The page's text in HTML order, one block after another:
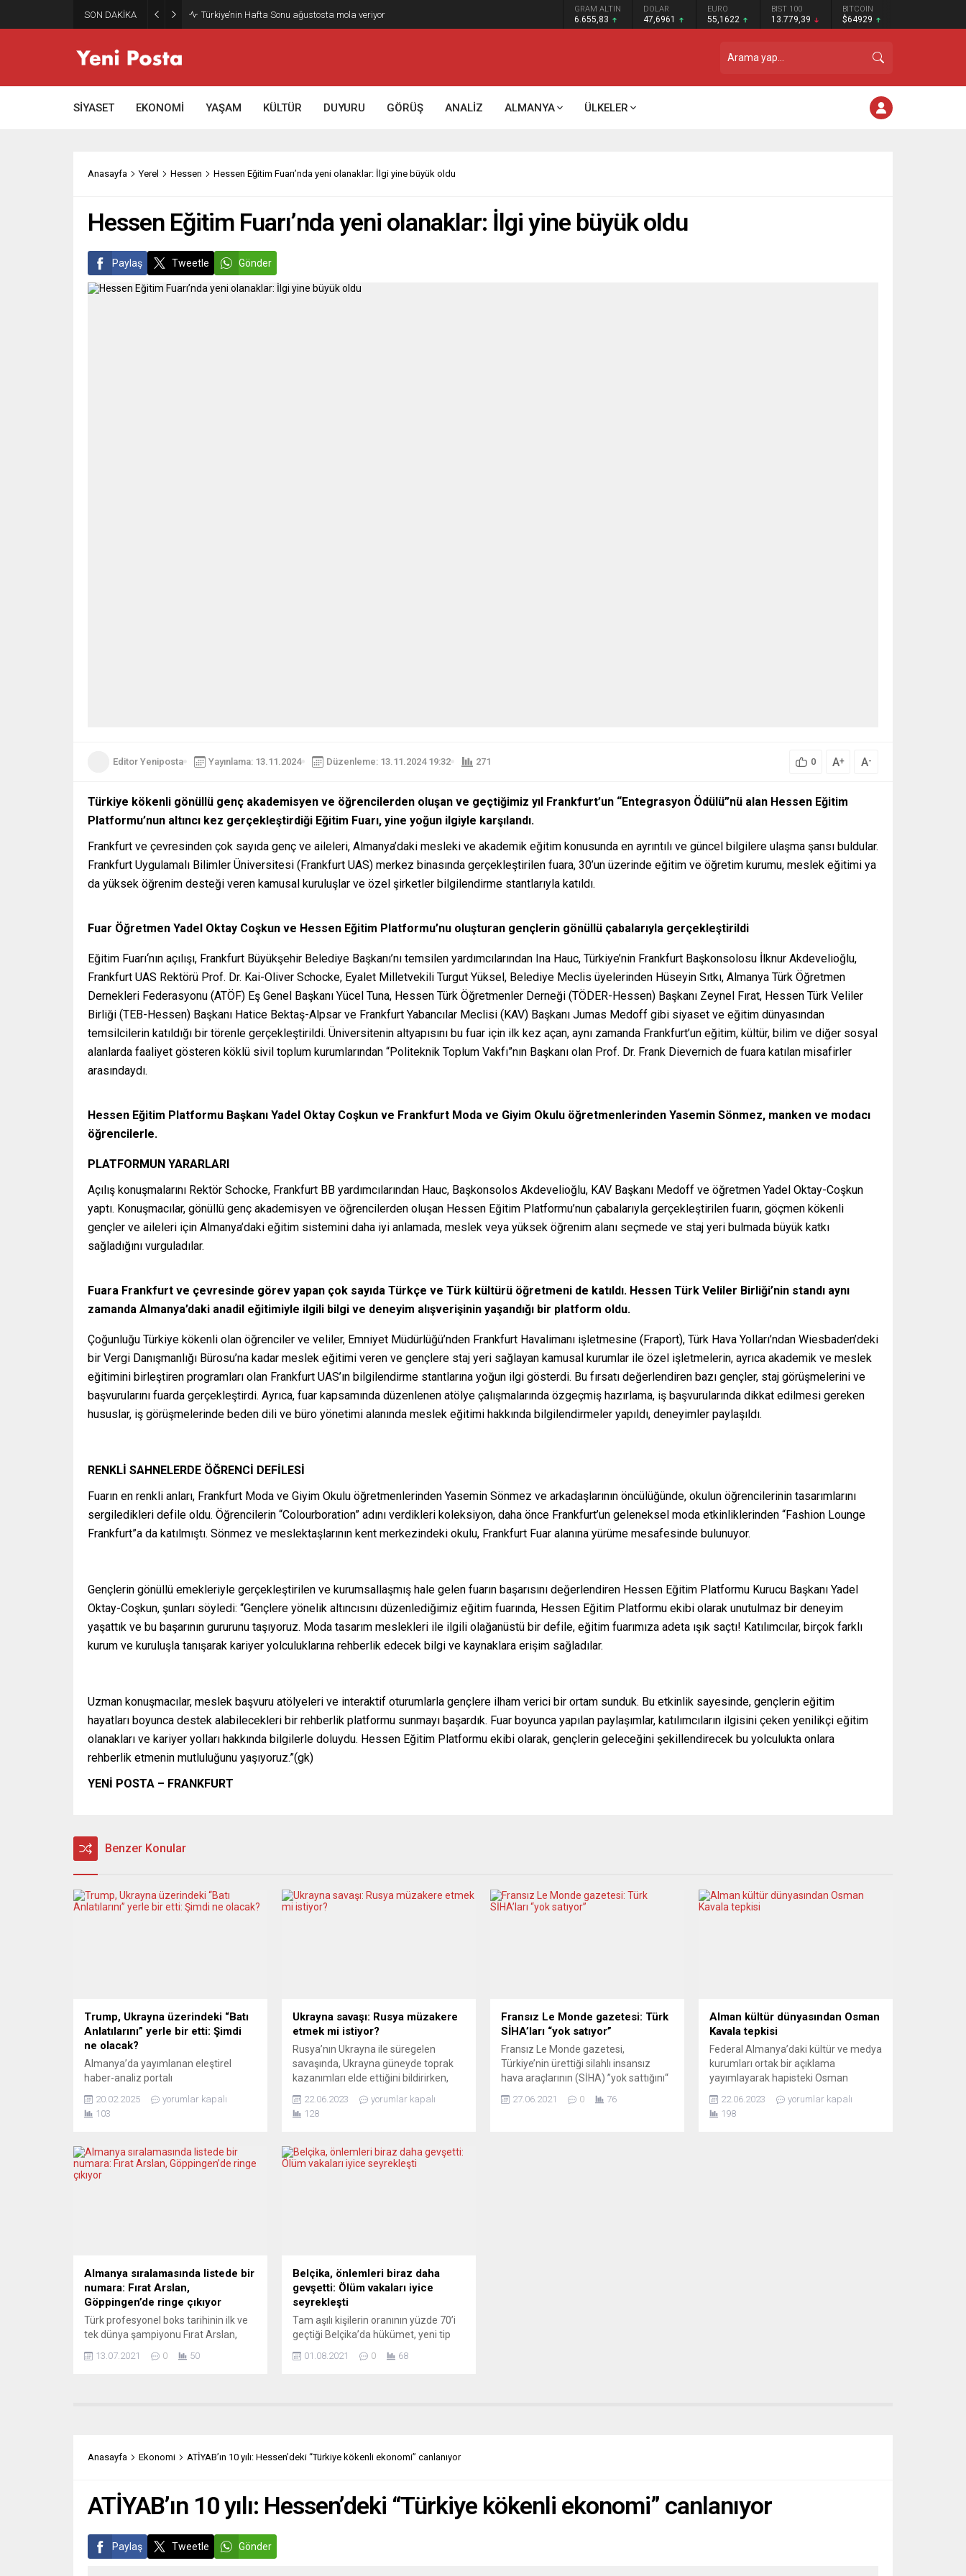
SON DAKİKA Gazze’nin geleceği: Teknokratik kontrol mü, kolonializm mi? GRAM ALTIN
6.655,83
DOLAR
47,6961
EURO
55,1622
BIST 100
13.779,39
BITCOIN
$64929
SİYASET EKONOMİ YAŞAM KÜLTÜR DUYURU GÖRÜŞ ANALİZ ALMANYA ÜLKELER
Anasayfa Yerel Hessen Hessen Eğitim Fuarı’nda yeni olanaklar: İlgi yine büyük oldu
Hessen Eğitim Fuarı’nda yeni olanaklar: İlgi yine büyük oldu
Paylaş Tweetle Gönder
Editor Yeniposta Yayınlama: 13.11.2024 Düzenleme: 13.11.2024 19:32 271 0 A+ A-
Türkiye kökenli gönüllü genç akademisyen ve öğrencilerden oluşan ve geçtiğimiz yıl Frankfurt’un “Entegrasyon Ödülü”nü alan Hessen Eğitim
Platformu’nun altıncı kez gerçekleştirdiği Eğitim Fuarı, yine yoğun ilgiyle karşılandı.
Frankfurt ve çevresinden çok sayıda genç ve aileleri, Almanya’daki mesleki ve akademik eğitim konusunda en ayrıntılı ve güncel bilgilere ulaşma şansı buldular.
Frankfurt Uygulamalı Bilimler Üniversitesi (Frankfurt UAS) merkez binasında gerçekleştirilen fuara, 30’un üzerinde eğitim ve öğretim kurumu, meslek eğitimi ya
da yüksek öğrenim desteği veren kamusal kuruluşlar ve özel şirketler bilgilendirme stantlarıyla katıldı.
Fuar Öğretmen Yadel Oktay Coşkun ve Hessen Eğitim Platformu’nu oluşturan gençlerin gönüllü çabalarıyla gerçekleştirildi
Eğitim Fuarı‘nın açılışı, Frankfurt Büyükşehir Belediye Başkanı’nı temsilen yardımcılarından Ina Hauc, Türkiye’nin Frankfurt Başkonsolosu İlknur Akdevelioğlu,
Frankfurt UAS Rektörü Prof. Dr. Kai-Oliver Schocke, Eyalet Milletvekili Turgut Yüksel, Belediye Meclis üyelerinden Hüseyin Sıtkı, Almanya Türk Öğretmen
Dernekleri Federasyonu (ATÖF) Eş Genel Başkanı Yücel Tuna, Hessen Türk Öğretmenler Derneği (TÖDER-Hessen) Başkanı Zeynel Fırat, Hessen Türk Veliler
Birliği (TEB-Hessen) Başkanı Hatice Bektaş-Alpsar ve Frankfurt Yabancılar Meclisi (KAV) Başkanı Jumas Medoff gibi siyaset ve eğitim dünyasından
temsilcilerin katıldığı bir törenle gerçekleştirildi. Üniversitenin altyapısını bu fuar için ilk kez açan, aynı zamanda Frankfurt’un eğitim, kültür, bilim ve diğer sosyal
alanlarda faaliyet gösteren köklü sivil toplum kurumlarından “Politeknik Toplum Vakfı”nın Başkanı olan Prof. Dr. Frank Dievernich de fuara katılan misafirler
arasındaydı.
Hessen Eğitim Platformu Başkanı Yadel Oktay Coşkun ve Frankfurt Moda ve Giyim Okulu öğretmenlerinden Yasemin Sönmez, manken ve modacı
öğrencilerle.
PLATFORMUN YARARLARI
Açılış konuşmalarını Rektör Schocke, Frankfurt BB yardımcılarından Hauc, Başkonsolos Akdevelioğlu, KAV Başkanı Medoff ve öğretmen Yadel Oktay-Coşkun
yaptı. Konuşmacılar, gönüllü genç akademisyen ve öğrencilerden oluşan Hessen Eğitim Platformu’nun çabalarıyla gerçekleştirilen fuarın, göçmen kökenli
gençler ve aileleri için Almanya’daki eğitim sistemini daha iyi anlamada, meslek veya yüksek öğrenim alanı seçmede ve staj yeri bulmada büyük katkı
sağladığını vurguladılar.
Fuara Frankfurt ve çevresinde görev yapan çok sayıda Türkçe ve Türk kültürü öğretmeni de katıldı. Hessen Türk Veliler Birliği’nin standı aynı
zamanda Almanya’daki anadil eğitimiyle ilgili bilgi ve deneyim alışverişinin yaşandığı bir platform oldu.
Çoğunluğu Türkiye kökenli olan öğrenciler ve veliler, Emniyet Müdürlüğü’nden Frankfurt Havalimanı işletmesine (Fraport), Türk Hava Yolları’ndan Wiesbaden’deki
bir Vergi Danışmanlığı Bürosu’na kadar meslek eğitimi veren ve gençlere staj yeri sağlayan kamusal kurumlar ile özel işletmelerin, ayrıca akademik ve meslek
eğitimini birleştiren programları olan Frankfurt UAS’ın bilgilendirme stantlarına yoğun ilgi gösterdi. Bu fırsatı değerlendiren bazı gençler, staj görüşmelerini ve
başvurularını fuarda gerçekleştirdi. Ayrıca, fuar kapsamında düzenlenen atölye çalışmalarında özgeçmiş hazırlama, iş başvurularında dikkat edilmesi gereken
hususlar, iş görüşmelerinde beden dili ve büro yönetimi alanında meslek eğitimi hakkında bilgilendirmeler yapıldı, deneyimler paylaşıldı.
RENKLİ SAHNELERDE ÖĞRENCİ DEFİLESİ
Fuarın en renkli anları, Frankfurt Moda ve Giyim Okulu öğretmenlerinden Yasemin Sönmez ve arkadaşlarının öncülüğünde, okulun öğrencilerinin tasarımlarını
sergiledikleri defile oldu. Öğrencilerin “Colourboration” adını verdikleri koleksiyon, daha önce Frankfurt’un geleneksel moda etkinliklerinden “Fashion Lounge
Frankfurt”a da katılmıştı. Sönmez ve meslektaşlarının kent merkezindeki okulu, Frankfurt Fuar alanına yürüme mesafesinde bulunuyor.
Gençlerin gönüllü emekleriyle gerçekleştirilen ve kurumsallaşmış hale gelen fuarın başarısını değerlendiren Hessen Eğitim Platformu Kurucu Başkanı Yadel
Oktay-Coşkun, şunları söyledi: “Gençlere yönelik altıncısını düzenlediğimiz eğitim fuarında, Hessen Eğitim Platformu ekibi olarak unutulmaz bir deneyim
yaşattık ve bu başarının gururunu taşıyoruz. Moda tasarım meslekleri ile ilgili olağanüstü bir defile, eğitim fuarımıza adeta ışık saçtı! Katılımcılar, birçok farklı
kurum ve kuruluşla tanışarak kariyer yolculuklarına rehberlik edecek bilgi ve kaynaklara erişim sağladılar.
Uzman konuşmacılar, meslek başvuru atölyeleri ve interaktif oturumlarla gençlere ilham verici bir ortam sunduk. Bu etkinlik sayesinde, gençlerin eğitim
hayatları boyunca destek alabilecekleri bir rehberlik platformu sunmayı başardık. Fuar boyunca yapılan paylaşımlar, katılımcıların ilgisini çeken yenilikçi eğitim
olanakları ve kariyer yolları hakkında bilgilerle doluydu. Hessen Eğitim Platformu ekibi olarak, gençlerin geleceğini şekillendirecek bu yolculukta onlara
rehberlik etmenin mutluluğunu yaşıyoruz.”(gk)
YENİ POSTA – FRANKFURT
Benzer Konular
Trump, Ukrayna üzerindeki “Batı
Anlatılarını” yerle bir etti: Şimdi
ne olacak?
Almanya’da yayımlanan eleştirel
haber-analiz portalı
Riegel’in kaleme aldığı makale, ABD
Başkanı Donald Trump’ın Ukrayna
Batı’da yıllardır politikacılar ve
gazeteciler tarafından savunulan pek
çok anlatıyı temelden sarsacak
20.02.2025
yorumlar kapalı
103
Ukrayna savaşı: Rusya müzakere
etmek mi istiyor?
Rusya’nın Ukrayna ile süregelen
savaşında, Ukrayna güneyde toprak
kazanımları elde ettiğini bildirirken,
yönelik saldırıları devam ediyor. Ancak
müzakere için henüz uzlaşma
görünüyor. Ukrayna, kaybedilen
topraklardan vazgeçmeyi reddettiği
22.06.2023
yorumlar kapalı
128
Fransız Le Monde gazetesi: Türk
SİHA’ları “yok satıyor”
Fransız Le Monde gazetesi,
Türkiye’nin ürettiği silahlı insansız
hava araçlarının (SİHA) ”yok sattığını“
Türkiye’nin son yıllarda askeri
27.06.2021 0 76
Alman kültür dünyasından Osman
Kavala tepkisi
Federal Almanya’daki kültür ve medya
kurumları ortak bir açıklama
yayımlayarak hapisteki Osman
TRT’yi kınadı. Türkiye Almanya Kültür
Forumu, Güzel Sanatlar Akademisi
22.06.2023
yorumlar kapalı
198
Almanya sıralamasında listede bir
numara: Fırat Arslan,
Göppingen’de ringe çıkıyor
Türk profesyonel boks tarihinin ilk ve
tek dünya şampiyonu Fırat Arslan,
hazırlanırken, genç boksörlerimize de
24 Temmuz tarihinde Almanya’nın
Göppingen kentinde bir gala
13.07.2021 0 50
Belçika, önlemleri biraz daha
gevşetti: Ölüm vakaları iyice
seyrekleşti
Tam aşılı kişilerin oranının yüzde 70’i
geçtiği Belçika’da hükümet, yeni tip
hafifletti. Belçika’daki mağaza ve
kapalı mekânların tam kapasiteyle
01.08.2021 0 68
Anasayfa Ekonomi ATİYAB’ın 10 yılı: Hessen’deki “Türkiye kökenli ekonomi” canlanıyor
ATİYAB’ın 10 yılı: Hessen’deki “Türkiye kökenli ekonomi” canlanıyor
Paylaş Tweetle Gönder